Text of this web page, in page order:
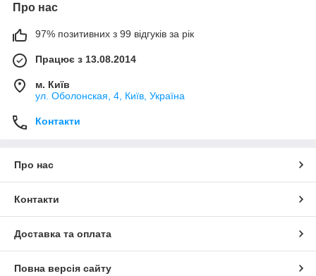
Про нас
97% позитивних з 99 відгуків за рік
Працює з 13.08.2014
м. Київ
ул. Оболонская, 4, Київ, Україна
Контакти
Про нас
Контакти
Доставка та оплата
Повна версія сайту